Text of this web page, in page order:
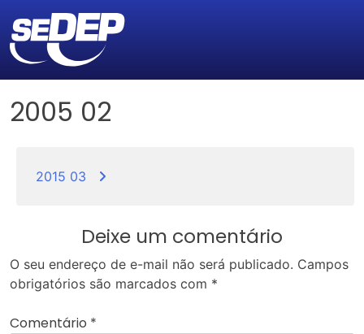
2005 02
2015 03
Deixe um comentário
O seu endereço de e-mail não será publicado. Campos
obrigatórios são marcados com *
Comentário *